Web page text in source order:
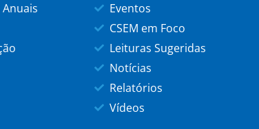
Eventos
CSEM em Foco
Leituras Sugeridas
Notícias
Relatórios
Vídeos